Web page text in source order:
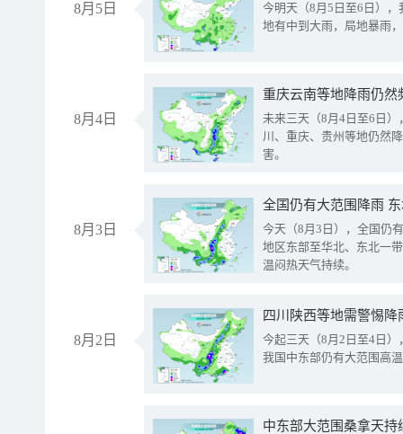
8月5日
今明天（8月5日至6日）
地有中到大雨，局地暴雨
8月4日
重庆云南等地降雨仍然
未来三天（8月4日至6日
川、重庆、贵州等地仍然
害。
8月3日
全国仍有大范围降雨
今天（8月3日），全国仍
地区东部至华北、东北一
温闷热天气持续。
8月2日
今起三天（8月2日至4日
我国中东部仍有大范围高
中东部大范围桑拿天